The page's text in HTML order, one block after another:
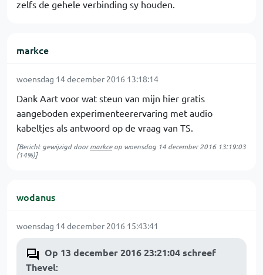
zelfs de gehele verbinding sy houden.
markce
woensdag 14 december 2016 13:18:14
Dank Aart voor wat steun van mijn hier gratis
aangeboden experimenteerervaring met audio
kabeltjes als antwoord op de vraag van TS.
[Bericht gewijzigd doormarkceop woensdag 14 december 2016 13:19:03
(14%)]
wodanus
woensdag 14 december 2016 15:43:41
Op 13 december 2016 23:21:04 schreef
Thevel: